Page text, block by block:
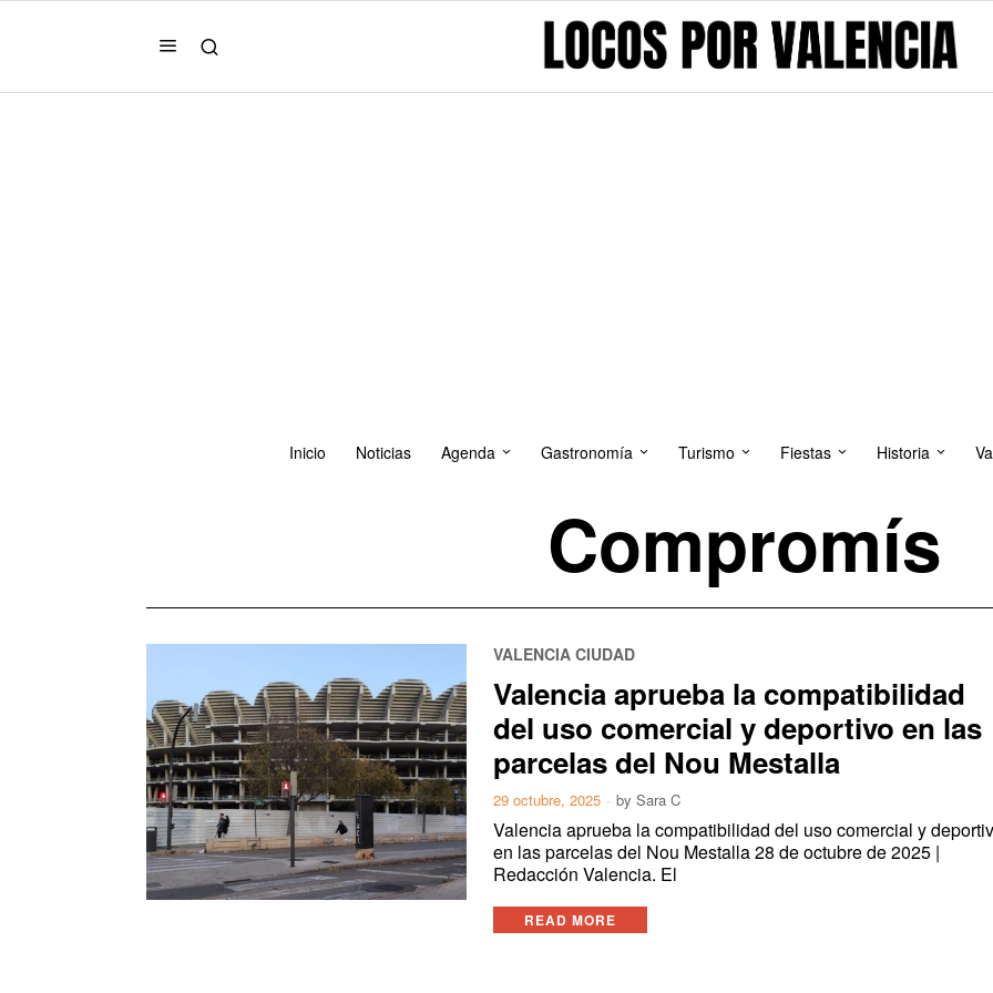
Inicio Noticias Agenda Gastronomía Turismo Fiestas Historia
Compromís
VALENCIA CIUDAD
Valencia aprueba la compatibilidad
del uso comercial y deportivo en las
parcelas del Nou Mestalla
29 octubre, 2025 bySara C
Valencia aprueba la compatibilidad del uso comercial y
en las parcelas del Nou Mestalla 28 de octubre de 2025 |
Redacción Valencia. El
READ MORE